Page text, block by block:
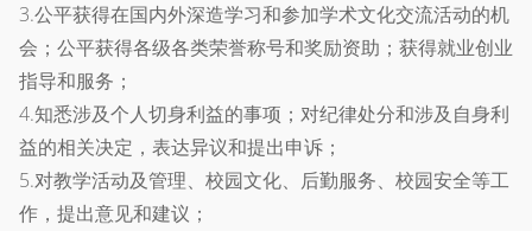
3.公平获得在国内外深造学习和参加学术文化交流活动的机
会；公平获得各级各类荣誉称号和奖励资助；获得就业创业
指导和服务；
4.知悉涉及个人切身利益的事项；对纪律处分和涉及自身利
益的相关决定，表达异议和提出申诉；
5.对教学活动及管理、校园文化、后勤服务、校园安全等工
作，提出意见和建议；